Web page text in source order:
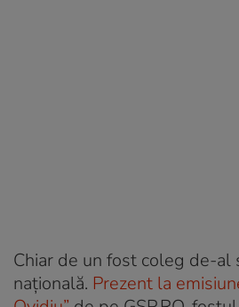
Chiar de un fost coleg de-al
națională. Prezent la